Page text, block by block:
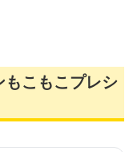
こもこプレシ